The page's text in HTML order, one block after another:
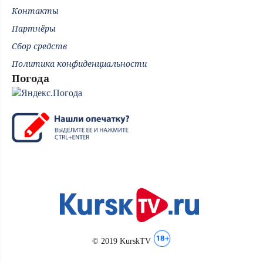
Контакты
Партнёры
Сбор средств
Политика конфиденциальности
Погода
© 2019 KurskTV